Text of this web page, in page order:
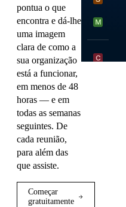
pontua o que
encontra e dá-lhe
uma imagem
clara de como a
sua organização
está a funcionar,
em menos de 48
horas — e em
todas as semanas
seguintes. De
cada reunião,
para além das
que assiste.
Começar
gratuitamente